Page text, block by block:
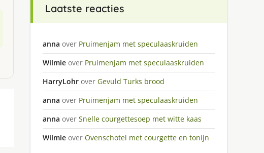
Laatste reacties
anna over Pruimenjam met speculaaskruiden
Wilmie over Pruimenjam met speculaaskruiden
HarryLohr over Gevuld Turks brood
anna over Pruimenjam met speculaaskruiden
anna over Snelle courgettesoep met witte kaas
Wilmie over Ovenschotel met courgette en tonijn